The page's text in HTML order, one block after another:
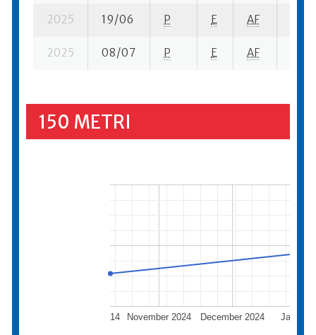
2025 19/06 P E AF
2025 08/07 P E AF
150 METRI
November 2024 December 2024 January
14